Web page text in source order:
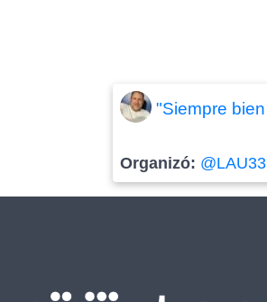
"Siempre
Organizó: @LAU33